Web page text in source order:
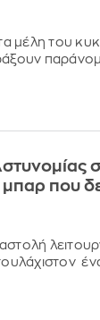
μέλη του
που